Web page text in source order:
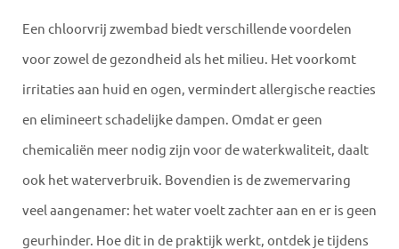
Een chloorvrij zwembad biedt verschillende voordelen
voor zowel de gezondheid als het milieu. Het voorkomt
irritaties aan huid en ogen, vermindert allergische reacties
en elimineert schadelijke dampen. Omdat er geen
chemicaliën meer nodig zijn voor de waterkwaliteit, daalt
ook het waterverbruik. Bovendien is de zwemervaring
veel aangenamer: het water voelt zachter aan en er is geen
geurhinder. Hoe dit in de praktijk werkt, ontdek je tijdens